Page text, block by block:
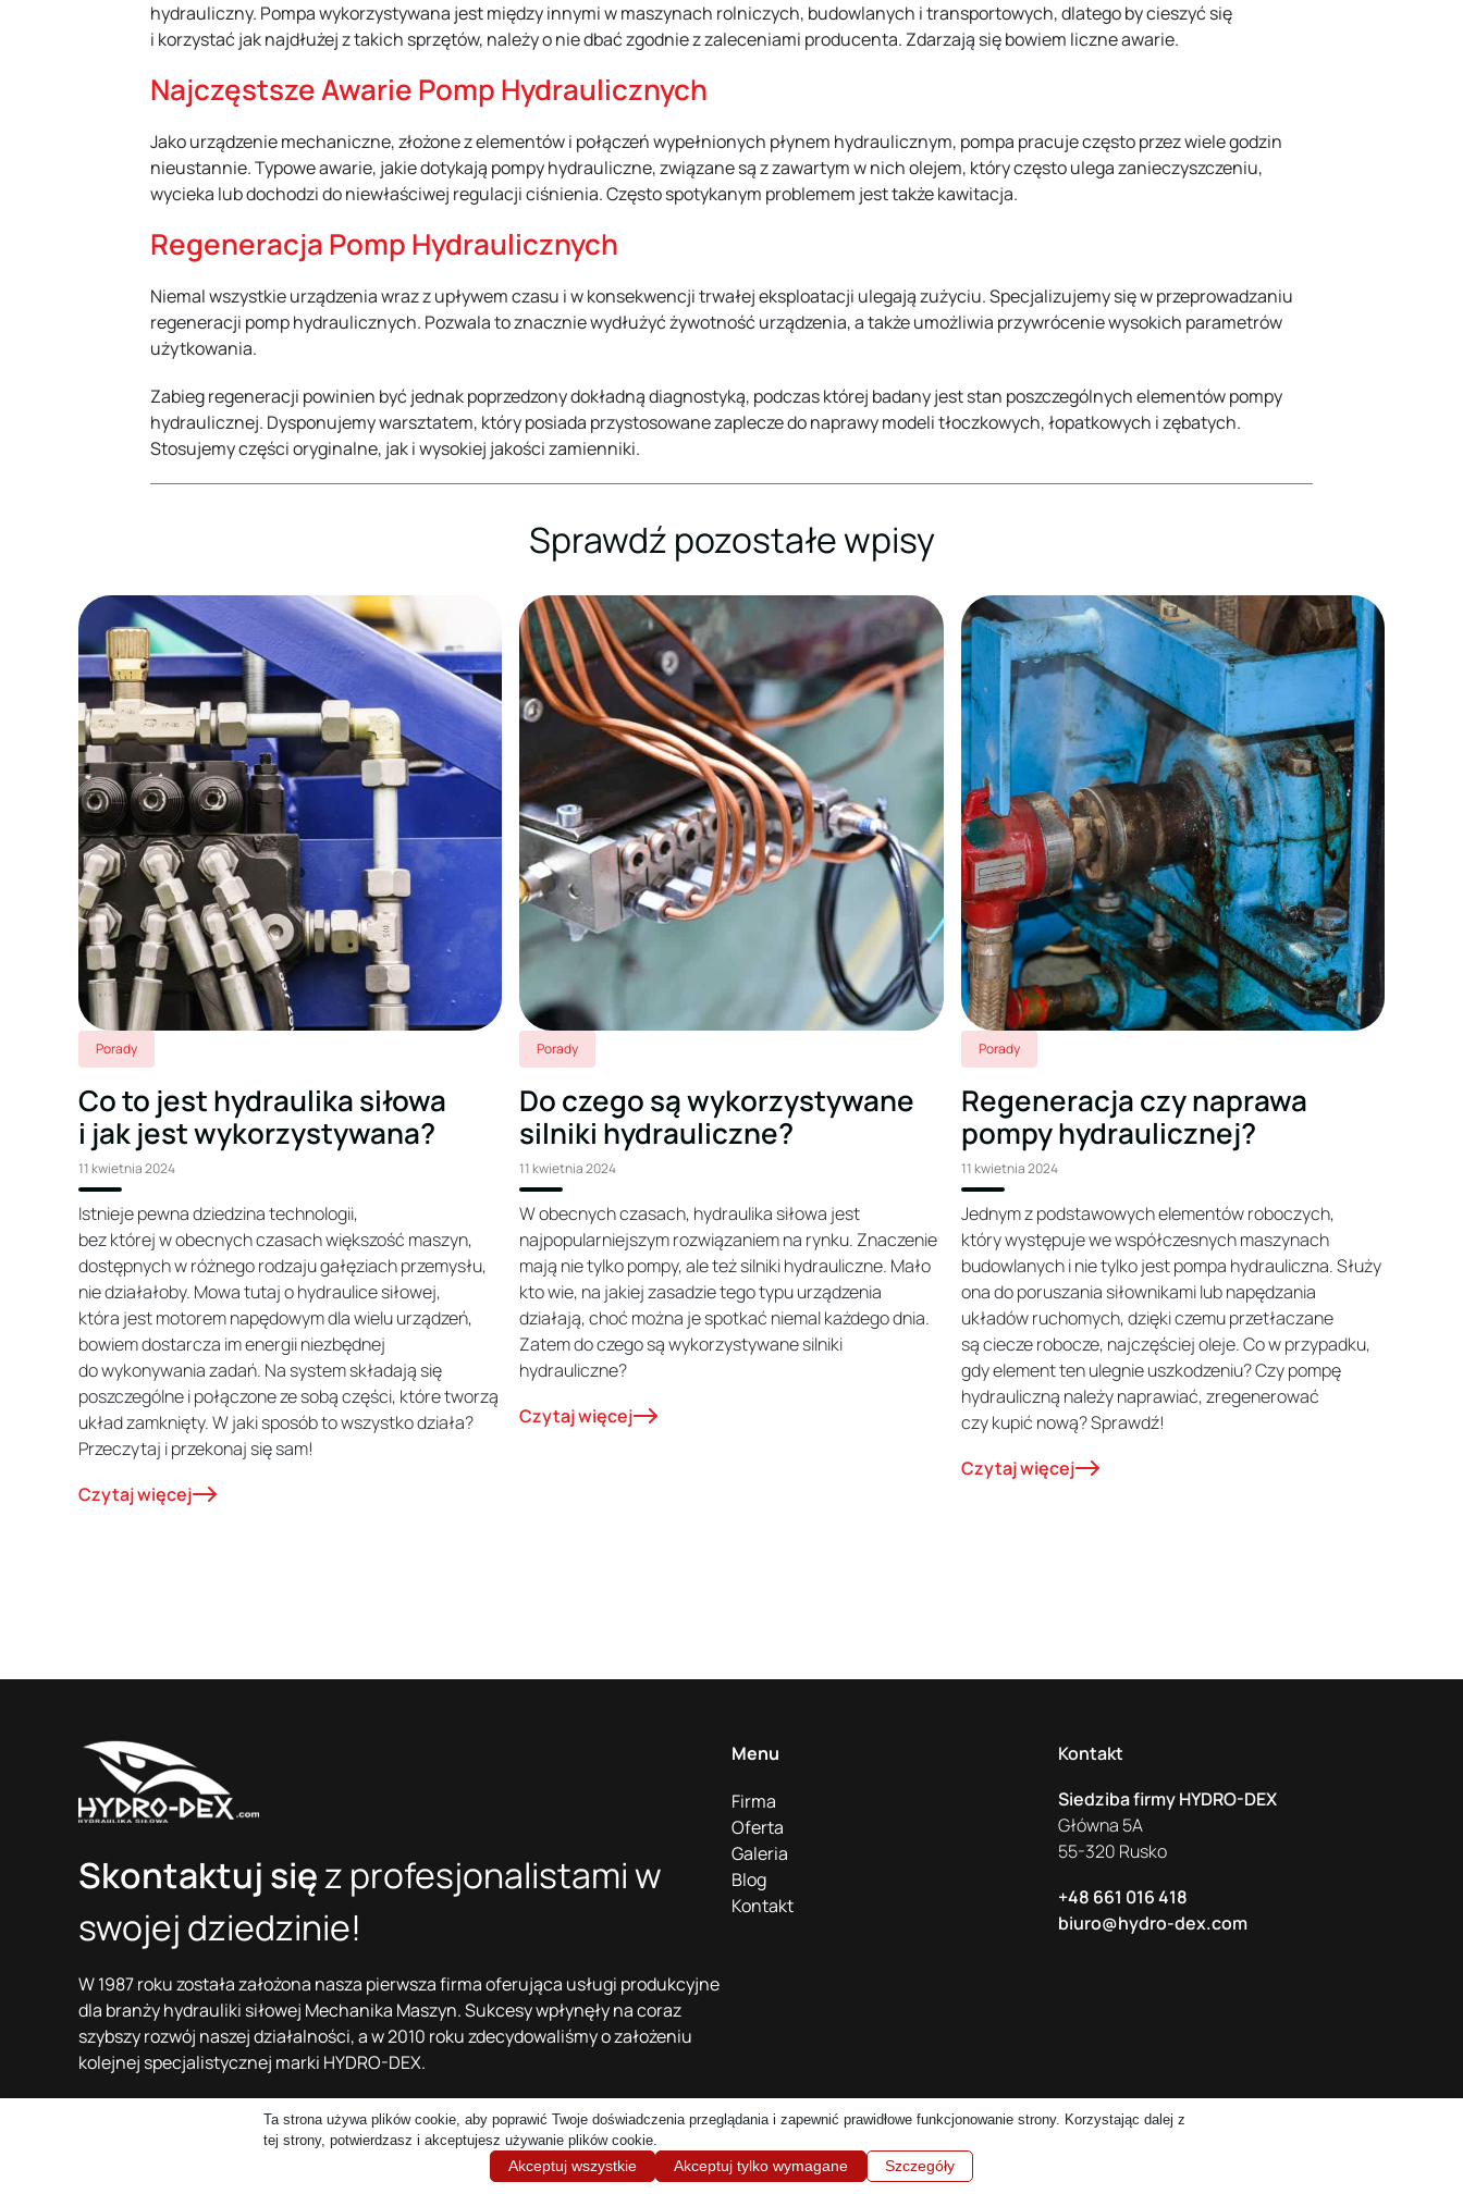
hydrauliczny. Pompa wykorzystywana jest między innymi w maszynach rolniczych, budowlanych i transportowych, dlatego by cieszyć się
i korzystać jak najdłużej z takich sprzętów, należy o nie dbać zgodnie z zaleceniami producenta. Zdarzają się bowiem liczne awarie.
Najczęstsze Awarie Pomp Hydraulicznych
Jako urządzenie mechaniczne, złożone z elementów i połączeń wypełnionych płynem hydraulicznym, pompa pracuje często przez wiele godzin
nieustannie. Typowe awarie, jakie dotykają pompy hydrauliczne, związane są z zawartym w nich olejem, który często ulega zanieczyszczeniu,
wycieka lub dochodzi do niewłaściwej regulacji ciśnienia. Często spotykanym problemem jest także kawitacja.
Regeneracja Pomp Hydraulicznych
Niemal wszystkie urządzenia wraz z upływem czasu i w konsekwencji trwałej eksploatacji ulegają zużyciu. Specjalizujemy się w przeprowadzaniu
regeneracji pomp hydraulicznych. Pozwala to znacznie wydłużyć żywotność urządzenia, a także umożliwia przywrócenie wysokich parametrów
użytkowania.
Zabieg regeneracji powinien być jednak poprzedzony dokładną diagnostyką, podczas której badany jest stan poszczególnych elementów pompy
hydraulicznej. Dysponujemy warsztatem, który posiada przystosowane zaplecze do naprawy modeli tłoczkowych, łopatkowych i zębatych.
Stosujemy części oryginalne, jak i wysokiej jakości zamienniki.
Sprawdź pozostałe wpisy
Porady
Co to jest hydraulika siłowa
i jak jest wykorzystywana?
11 kwietnia 2024
Istnieje pewna dziedzina technologii,
bez której w obecnych czasach większość maszyn,
dostępnych w różnego rodzaju gałęziach przemysłu,
nie działałoby. Mowa tutaj o hydraulice siłowej,
która jest motorem napędowym dla wielu urządzeń,
bowiem dostarcza im energii niezbędnej
do wykonywania zadań. Na system składają się
poszczególne i połączone ze sobą części, które tworzą
układ zamknięty. W jaki sposób to wszystko działa?
Przeczytaj i przekonaj się sam!
Czytaj więcej
Porady
Do czego są wykorzystywane
silniki hydrauliczne?
11 kwietnia 2024
W obecnych czasach, hydraulika siłowa jest
najpopularniejszym rozwiązaniem na rynku. Znaczenie
mają nie tylko pompy, ale też silniki hydrauliczne. Mało
kto wie, na jakiej zasadzie tego typu urządzenia
działają, choć można je spotkać niemal każdego dnia.
Zatem do czego są wykorzystywane silniki
hydrauliczne?
Czytaj więcej
Porady
Regeneracja czy naprawa
pompy hydraulicznej?
11 kwietnia 2024
Jednym z podstawowych elementów roboczych,
który występuje we współczesnych maszynach
budowlanych i nie tylko jest pompa hydrauliczna. Służy
ona do poruszania siłownikami lub napędzania
układów ruchomych, dzięki czemu przetłaczane
są ciecze robocze, najczęściej oleje. Co w przypadku,
gdy element ten ulegnie uszkodzeniu? Czy pompę
hydrauliczną należy naprawiać, zregenerować
czy kupić nową? Sprawdź!
Czytaj więcej
Skontaktuj sięz profesjonalistami w
swojej dziedzinie!
W 1987 roku została założona nasza pierwsza firma oferująca usługi produkcyjne
dla branży hydrauliki siłowej Mechanika Maszyn. Sukcesy wpłynęły na coraz
szybszy rozwój naszej działalności, a w 2010 roku zdecydowaliśmy o założeniu
kolejnej specjalistycznej marki HYDRO-DEX.
Mechanika Maszyn Zbigniew Kuriata i HYDRO-DEX Grzegorz Kuriata należą do
wspólnej grupy kapitałowej Z i G Kuriata
Menu
Firma
Oferta
Galeria
Blog
Kontakt
Kontakt
Siedziba firmy HYDRO-DEX
Główna 5A
55-320 Rusko
+48 661 016 418
biuro@hydro-dex.com
Ta strona używa plików cookie, aby poprawić Twoje doświadczenia przeglądania i zapewnić prawidłowe funkcjonowanie strony. Korzystając dalej z
tej strony, potwierdzasz i akceptujesz używanie plików cookie.
Akceptuj wszystkie Akceptuj tylko wymagane Szczegóły